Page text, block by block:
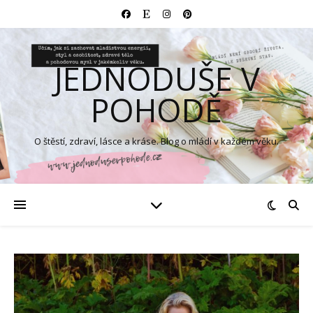
JEDNODUŠE V
POHODĚ
O štěstí, zdraví, lásce a kráse. Blog o mládí v každém věku.